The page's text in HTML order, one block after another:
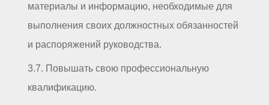
материалы и информацию, необходимые для
выполнения своих должностных обязанностей
и распоряжений руководства.
3.7. Повышать свою профессиональную
квалификацию.